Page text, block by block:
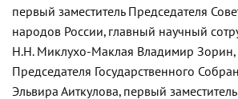
первый заместитель Председателя
народов России, главный научный
Н.Н. Миклухо-Маклая Владимир Зорин,
Председателя Государственного
Эльвира Аиткулова, первый